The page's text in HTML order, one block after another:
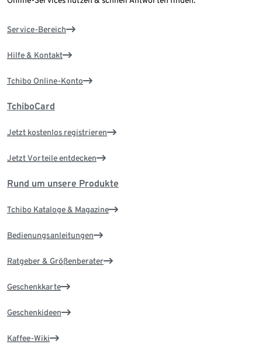
Service-Bereich
Hilfe & Kontakt
Tchibo Online-Konto
TchiboCard
Jetzt kostenlos registrieren
Jetzt Vorteile entdecken
Rund um unsere Produkte
Tchibo Kataloge & Magazine
Bedienungsanleitungen
Ratgeber & Größenberater
Geschenkkarte
Geschenkideen
Kaffee-Wiki